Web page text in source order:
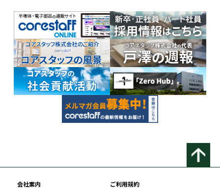
会社案内
ご利用規約